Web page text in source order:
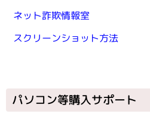
ネット詐欺情報室
スクリーンショット方法
パソコン等購入サポート